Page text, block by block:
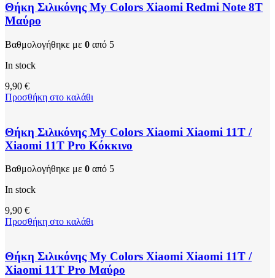
Θήκη Σιλικόνης My Colors Xiaomi Redmi Note 8T
Μαύρο
Βαθμολογήθηκε με 0 από 5
In stock
9,90 €
Προσθήκη στο καλάθι
Θήκη Σιλικόνης My Colors Xiaomi Xiaomi 11T /
Xiaomi 11T Pro Κόκκινο
Βαθμολογήθηκε με 0 από 5
In stock
9,90 €
Προσθήκη στο καλάθι
Θήκη Σιλικόνης My Colors Xiaomi Xiaomi 11T /
Xiaomi 11T Pro Μαύρο